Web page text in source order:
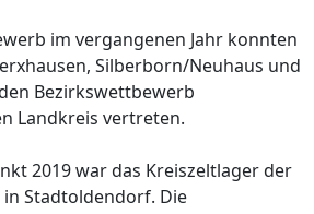
im vergangenen Jahr konnten
Silberborn/Neuhaus und
Bezirkswettbewerb
Landkreis vertreten.
2019 war das Kreiszeltlager der
Stadtoldendorf. Die